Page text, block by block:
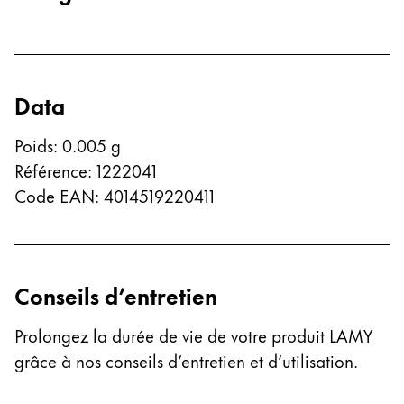
Qualité
Responsabilité
Esprit pionnier
Carrière
FR/DZ
Créer un compte
Créer un compte
Data
Poids: 0.005 g
Référence: 1222041
Code EAN: 4014519220411
Conseils d’entretien
Prolongez la durée de vie de votre produit LAMY
grâce à nos conseils d’entretien et d’utilisation.